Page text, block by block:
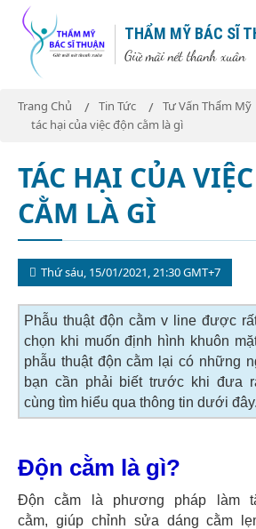
THẨM MỸ BÁC SĨ
Giữ mãi nét thanh xuân
Trang Chủ Tin Tức
Tư Vấn Thẩm Mỹ
tác hại của việc độn cằm là gì
TÁC HẠI CỦA
CẰM LÀ GÌ
Thứ sáu, 15/01/2021, 21:30 GMT+7
Phẫu thuật độn cằm v line được
chọn khi muốn định hình khuôn
phẫu thuật độn cằm lại có những
bạn cần phải biết trước khi đưa
cùng tìm hiểu qua thông tin dưới đây.
Độn cằm là gì?
Độn cằm là phương pháp làm
cằm, giúp chỉnh sửa dáng cằm